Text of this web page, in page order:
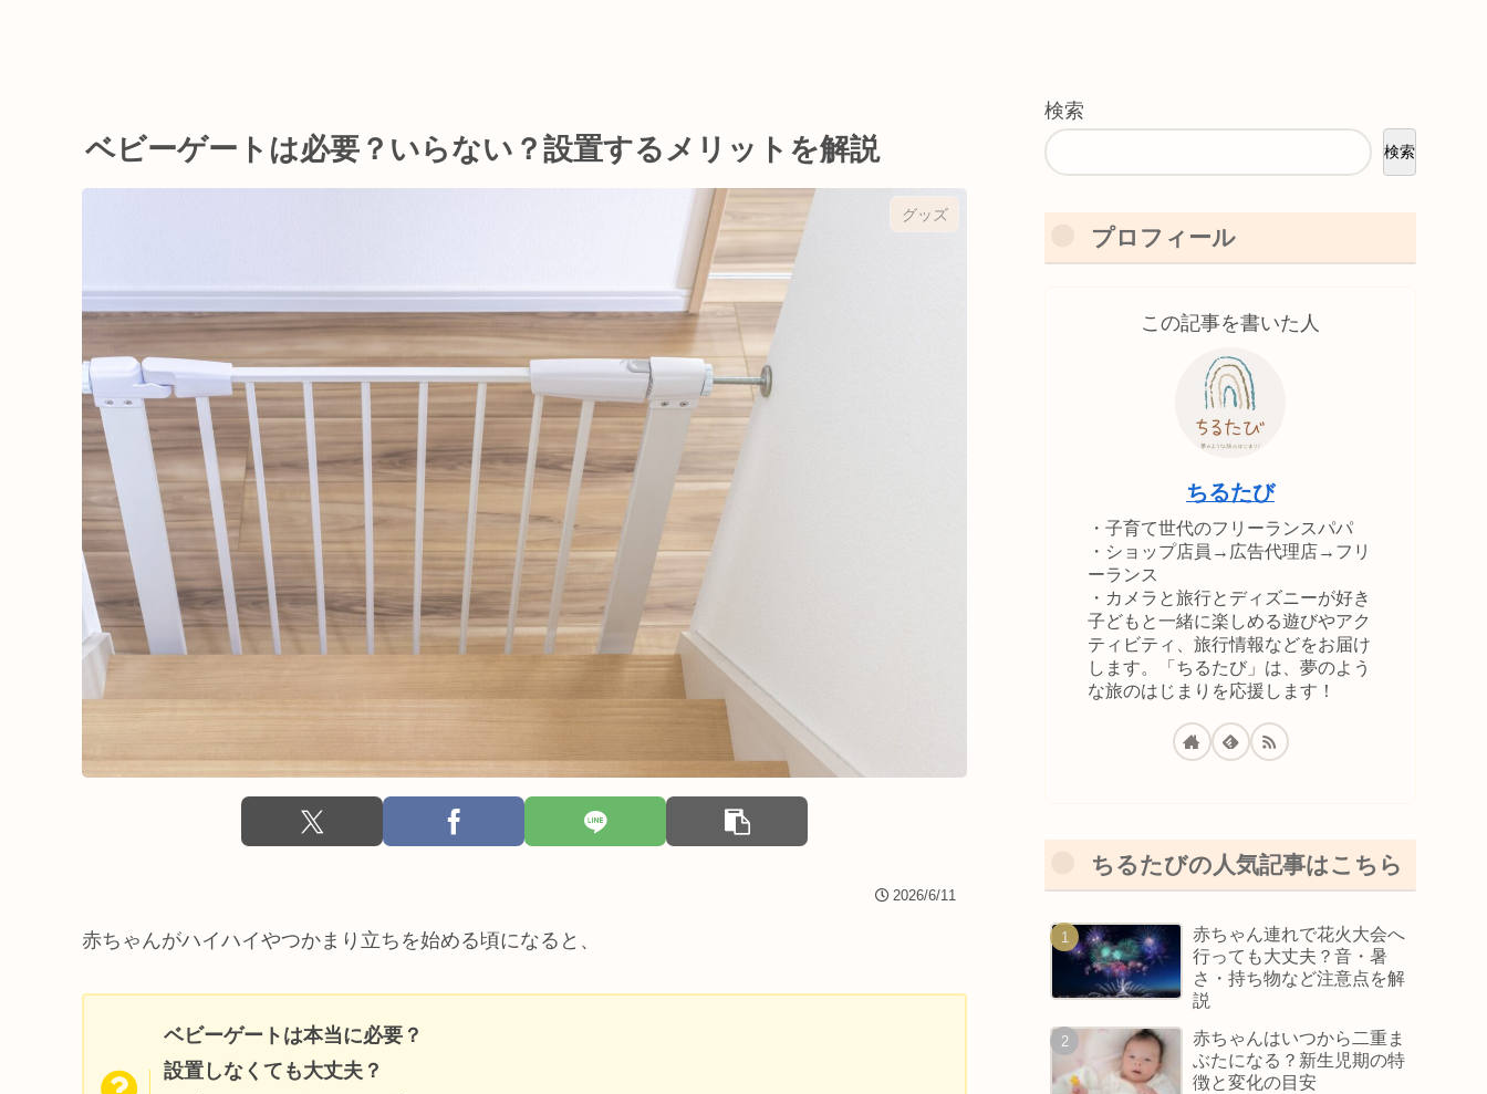
ベビーゲートは必要？いらない？設置するメリットを解説
グッズ
2026/6/11
赤ちゃんがハイハイやつかまり立ちを始める頃になると、
ベビーゲートは本当に必要？
設置しなくても大丈夫？
検索
検索
プロフィール
この記事を書いた人
ちるたび
・子育て世代のフリーランスパパ
・ショップ店員→広告代理店→フリ
ーランス
・カメラと旅行とディズニーが好き
子どもと一緒に楽しめる遊びやアク
ティビティ、旅行情報などをお届け
します。「ちるたび」は、夢のよう
な旅のはじまりを応援します！
ちるたびの人気記事はこちら
赤ちゃん連れで花火大会へ
行っても大丈夫？音・暑
さ・持ち物など注意点を解
説
赤ちゃんはいつから二重ま
ぶたになる？新生児期の特
徴と変化の目安